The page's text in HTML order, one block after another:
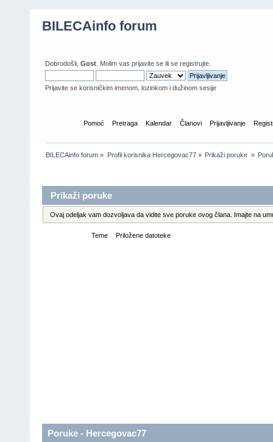
BILECAinfo forum
Dobrodošli, Gost . Molim vas prijavite se ili se registrujte
Prijavite se korisničkim imenom, lozinkom i dužinom sesije
Pomoć Pretraga Kalendar Članovi Prijavljivanje
BILECAinfo forum » Profil korisnika Hercegovac77» Prikaži poruke »
Prikaži poruke
Ovaj odeljak vam dozvoljava da vidite sve poruke ovog člana. Imajte na
Teme Priložene datoteke
Poruke - Hercegovac77